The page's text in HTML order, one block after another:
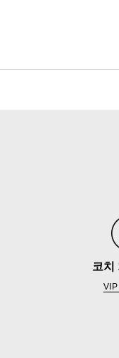
코치
VIP